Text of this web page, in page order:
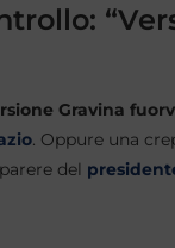
Gravina
. Oppure una
del